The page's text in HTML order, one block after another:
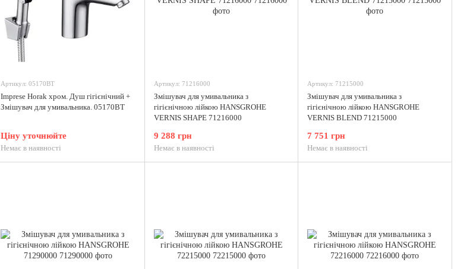
Артикул: 05170BT
Imprese Horak хром. Душ гігієнічний +
Змішувач для умивальника. 05170BT
Ціну уточнюйте
Немає в наявності
Артикул: 71216000
Змішувач для умивальника з
гігієнічною лійкою HANSGROHE
VERNIS SHAPE 71216000
9 288 грн
Немає в наявності
Артикул: 71215000
Змішувач для умивальника з
гігієнічною лійкою HANSGROHE
VERNIS BLEND 71215000
7 751 грн
Немає в наявності